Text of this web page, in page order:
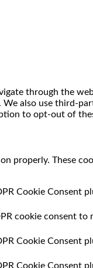
through the
also use third-
to opt-out of
properly. These
Cookie Consent
cookie consent
Cookie Consent
Cookie Consent